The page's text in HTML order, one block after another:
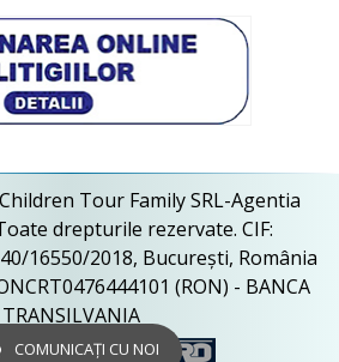
Tour Family SRL-Agentia
drepturile rezervate. CIF:
16550/2018, București, România
(RON) - BANCA
TRANSILVANIA
COMUNICAȚI CU NOI